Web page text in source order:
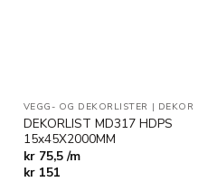
SALG
VEGG- OG DEKORLISTER | DEKOR
DEKORLIST MD317 HDPS
15x45X2000MM
kr 75,5 /m
kr151